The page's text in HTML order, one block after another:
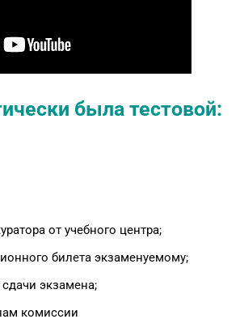
была тестовой:
от учебного центра;
билета экзаменуемому;
экзамена;
комиссии